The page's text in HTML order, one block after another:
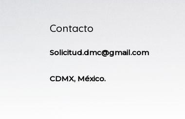
Contacto
Solicitud.dmc@gmail.com
CDMX, México.